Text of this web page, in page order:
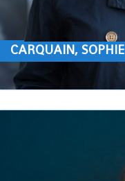
CARQUAIN, SOPHIE